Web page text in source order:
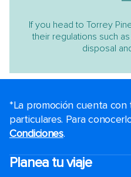
If you head to Torrey
their regulations such
disposal
*La promoción cuenta con
particulares. Para
Condiciones.
Planea tu viaje